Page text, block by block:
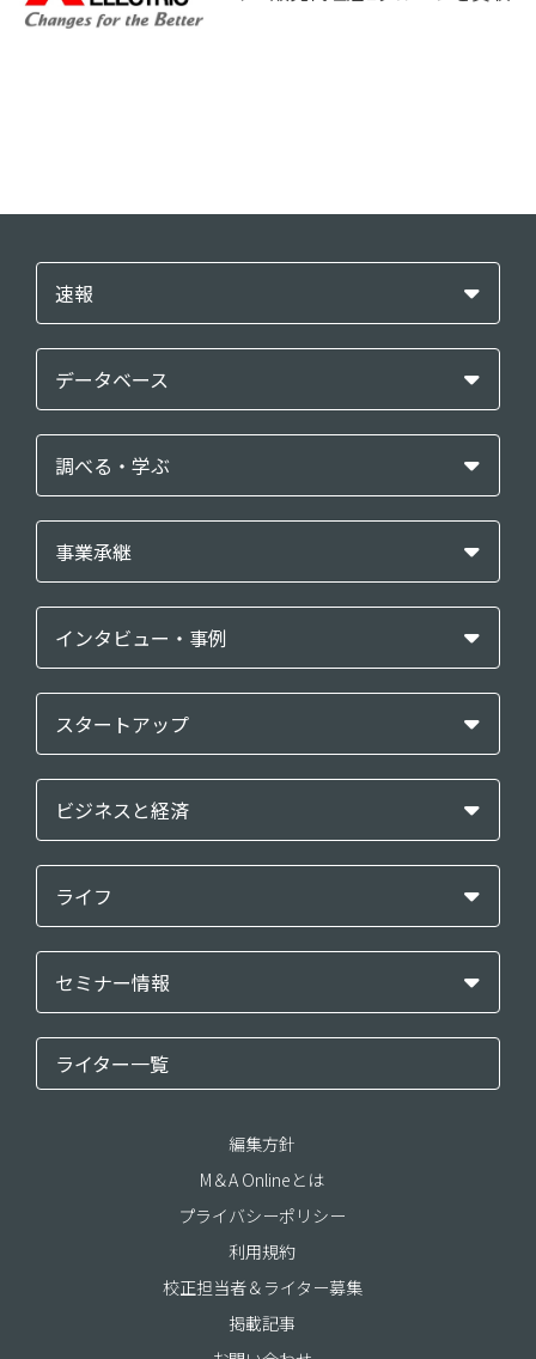
速報
データベース
調べる・学ぶ
事業承継
インタビュー・事例
スタートアップ
ビジネスと経済
ライフ
セミナー情報
ライター一覧
編集方針
M＆A Onlineとは
プライバシーポリシー
利用規約
校正担当者＆ライター募集
掲載記事